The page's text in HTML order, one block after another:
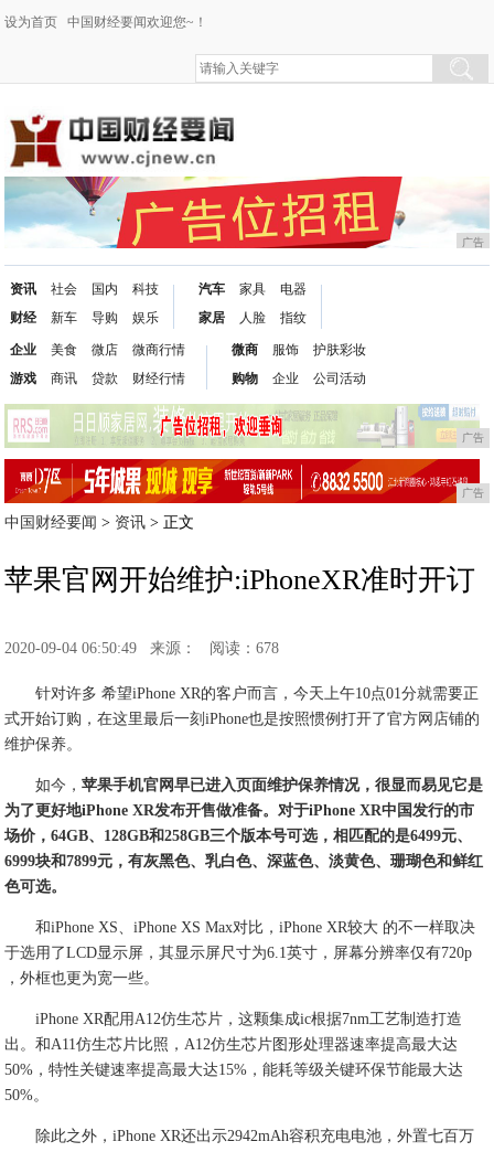
设为首页 中国财经要闻欢迎您~！
广告
资讯
财经
社会
新车
国内
导购
科技
娱乐
汽车
家居
家具
人脸
电器
指纹
企业
游戏
美食
商讯
微店
贷款
微商行情
财经行情
微商
购物
服饰
企业
护肤彩妆
公司活动
广告
广告
中国财经要闻 > 资讯 > 正文
苹果官网开始维护:iPhoneXR准时开订
2020-09-04 06:50:49 来源： 阅读：678
针对许多 希望iPhone XR的客户而言，今天上午10点01分就需要正
式开始订购，在这里最后一刻iPhone也是按照惯例打开了官方网店铺的
维护保养。
如今，苹果手机官网早已进入页面维护保养情况，很显而易见它是
为了更好地iPhone XR发布开售做准备。对于iPhone XR中国发行的市
场价，64GB、128GB和258GB三个版本号可选，相匹配的是6499元、
6999块和7899元，有灰黑色、乳白色、深蓝色、淡黄色、珊瑚色和鲜红
色可选。
和iPhone XS、iPhone XS Max对比，iPhone XR较大 的不一样取决
于选用了LCD显示屏，其显示屏尺寸为6.1英寸，屏幕分辨率仅有720p
，外框也更为宽一些。
iPhone XR配用A12仿生芯片，这颗集成ic根据7nm工艺制造打造
出。和A11仿生芯片比照，A12仿生芯片图形处理器速率提高最大达
50%，特性关键速率提高最大达15%，能耗等级关键环保节能最大达
50%。
除此之外，iPhone XR还出示2942mAh容积充电电池，外置七百万